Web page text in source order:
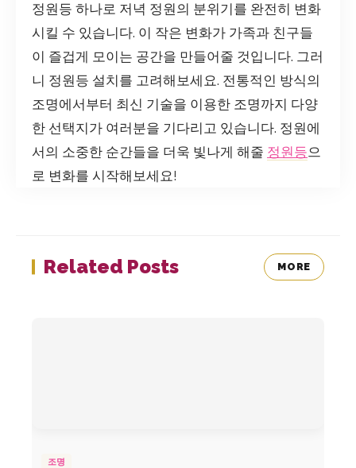
정원등 하나로 저녁 정원의 분위기를 완전히 변화
시킬 수 있습니다. 이 작은 변화가 가족과 친구들
이 즐겁게 모이는 공간을 만들어줄 것입니다. 그러
니 정원등 설치를 고려해보세요. 전통적인 방식의
조명에서부터 최신 기술을 이용한 조명까지 다양
한 선택지가 여러분을 기다리고 있습니다. 정원에
서의 소중한 순간들을 더욱 빛나게 해줄 정원등으
로 변화를 시작해보세요!
Related Posts MORE
조명